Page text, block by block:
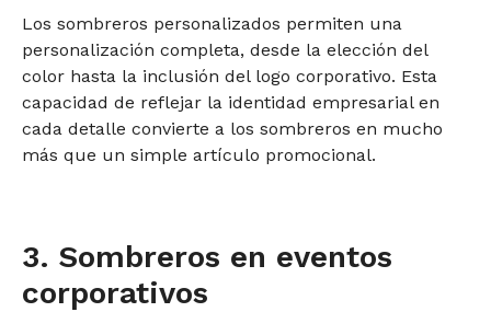
Los sombreros personalizados permiten una
personalización completa, desde la elección del
color hasta la inclusión del logo corporativo. Esta
capacidad de reflejar la identidad empresarial en
cada detalle convierte a los sombreros en mucho
más que un simple artículo promocional.
3. Sombreros en eventos
corporativos